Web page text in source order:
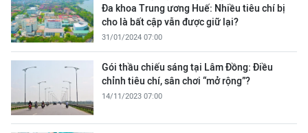
Đa khoa Trung ương Huế: Nhiều tiêu chí bị
cho là bất cập vẫn được giữ lại?
31/01/2024 07:00
Gói thầu chiếu sáng tại Lâm Đồng: Điều
chỉnh tiêu chí, sân chơi “mở rộng”?
14/11/2023 07:00